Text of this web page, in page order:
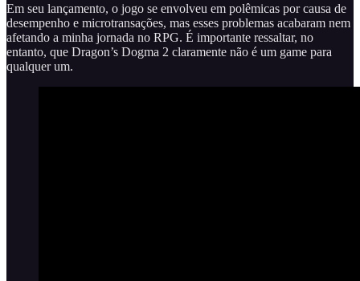
Em seu lançamento, o jogo se envolveu em polêmicas por causa de
desempenho e microtransações, mas esses problemas acabaram nem
afetando a minha jornada no RPG. É importante ressaltar, no
entanto, que Dragon’s Dogma 2 claramente não é um game para
qualquer um.